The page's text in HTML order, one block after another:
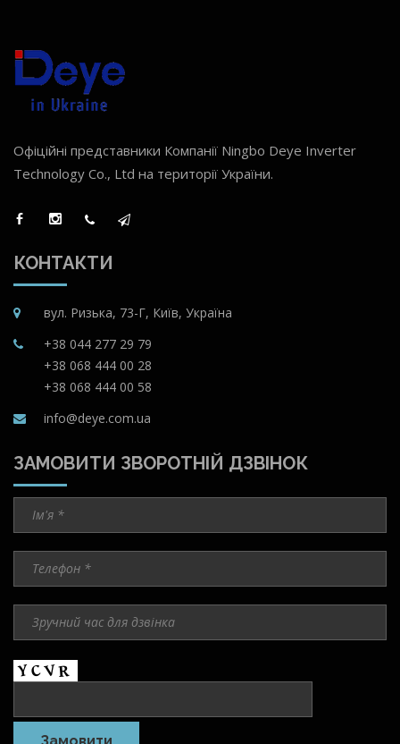
Офіційні представники Компанії Ningbo Deye Inverter
Technology Co., Ltd на території України.
КОНТАКТИ
вул. Ризька, 73-Г, Київ, Україна
+38 044 277 29 79
+38 068 444 00 28
+38 068 444 00 58
info@deye.com.ua
ЗАМОВИТИ ЗВОРОТНІЙ ДЗВІНОК